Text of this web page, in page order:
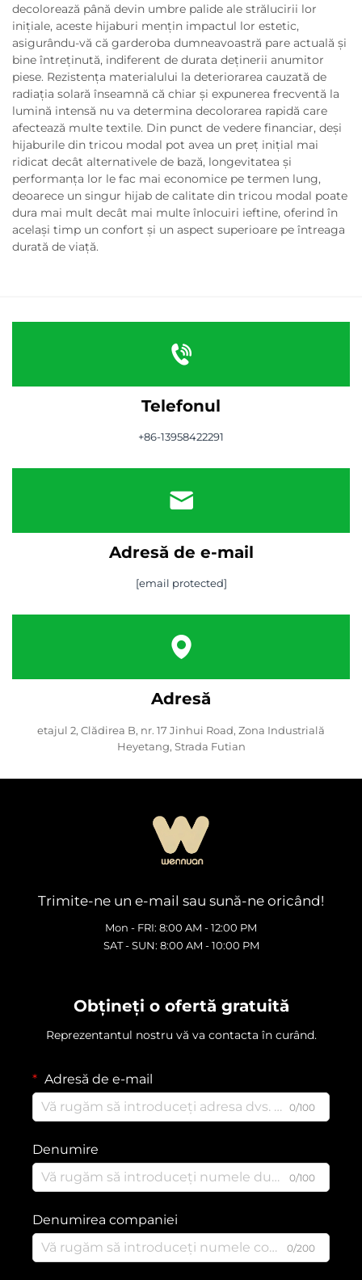
decolorează până devin umbre palide ale strălucirii lor
inițiale, aceste hijaburi mențin impactul lor estetic,
asigurându-vă că garderoba dumneavoastră pare actuală și
bine întreținută, indiferent de durata deținerii anumitor
piese. Rezistența materialului la deteriorarea cauzată de
radiația solară înseamnă că chiar și expunerea frecventă la
lumină intensă nu va determina decolorarea rapidă care
afectează multe textile. Din punct de vedere financiar, deși
hijaburile din tricou modal pot avea un preț inițial mai
ridicat decât alternativele de bază, longevitatea și
performanța lor le fac mai economice pe termen lung,
deoarece un singur hijab de calitate din tricou modal poate
dura mai mult decât mai multe înlocuiri ieftine, oferind în
același timp un confort și un aspect superioare pe întreaga
durată de viață.
Telefonul
+86-13958422291
Adresă de e-mail
[email protected]
Adresă
etajul 2, Clădirea B, nr. 17 Jinhui Road, Zona Industrială
Heyetang, Strada Futian
Trimite-ne un e-mail sau sună-ne oricând!
Mon - FRI: 8:00 AM - 12:00 PM
SAT - SUN: 8:00 AM - 10:00 PM
Obțineți o ofertă gratuită
Reprezentantul nostru vă va contacta în curând.
Adresă de e-mail
0/100
Denumire
0/100
Denumirea companiei
0/200